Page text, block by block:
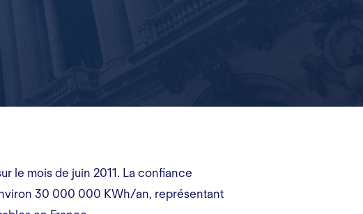
le mois de juin 2011. La confiance
30 000 000 KWh/an, représentant